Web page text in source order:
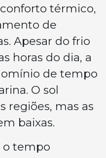
térmico,
de
Apesar do frio
horas do dia, a
de tempo
O sol
regiões, mas as
baixas.
o tempo